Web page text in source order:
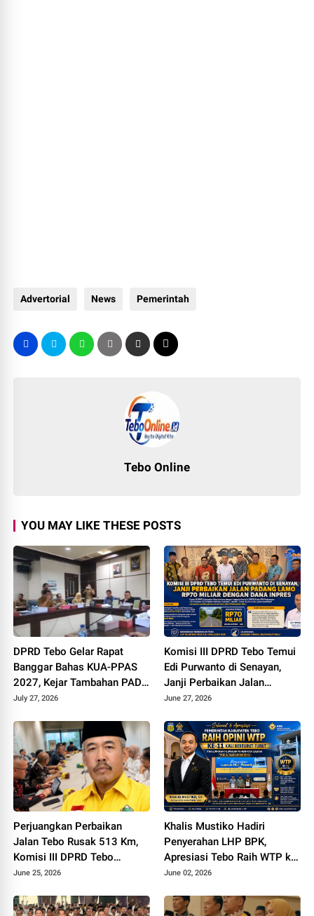
Advertorial News Pemerintah
Tebo Online
YOU MAY LIKE THESE POSTS
DPRD Tebo Gelar Rapat
Banggar Bahas KUA-PPAS
2027, Kejar Tambahan PAD
dan DBH Sawit
July 27, 2026
Komisi III DPRD Tebo Temui
Edi Purwanto di Senayan,
Janji Perbaikan Jalan
Padang lamo Rp70 Miliar
June 27, 2026
Perjuangkan Perbaikan
Jalan Tebo Rusak 513 Km,
Komisi III DPRD Tebo
Datangi Kemen PU
June 25, 2026
Khalis Mustiko Hadiri
Penyerahan LHP BPK,
Apresiasi Tebo Raih WTP ke
11
June 02, 2026